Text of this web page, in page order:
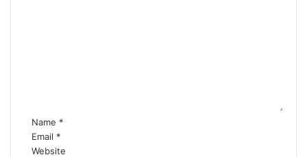
Name *
Email *
Website